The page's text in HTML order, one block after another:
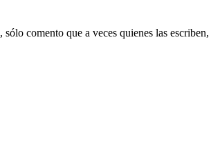
comento que a veces quienes las escriben,